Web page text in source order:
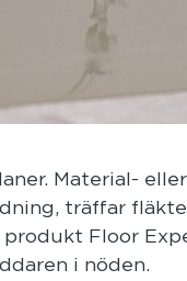
Material-
träffar
Floor
i nöden.